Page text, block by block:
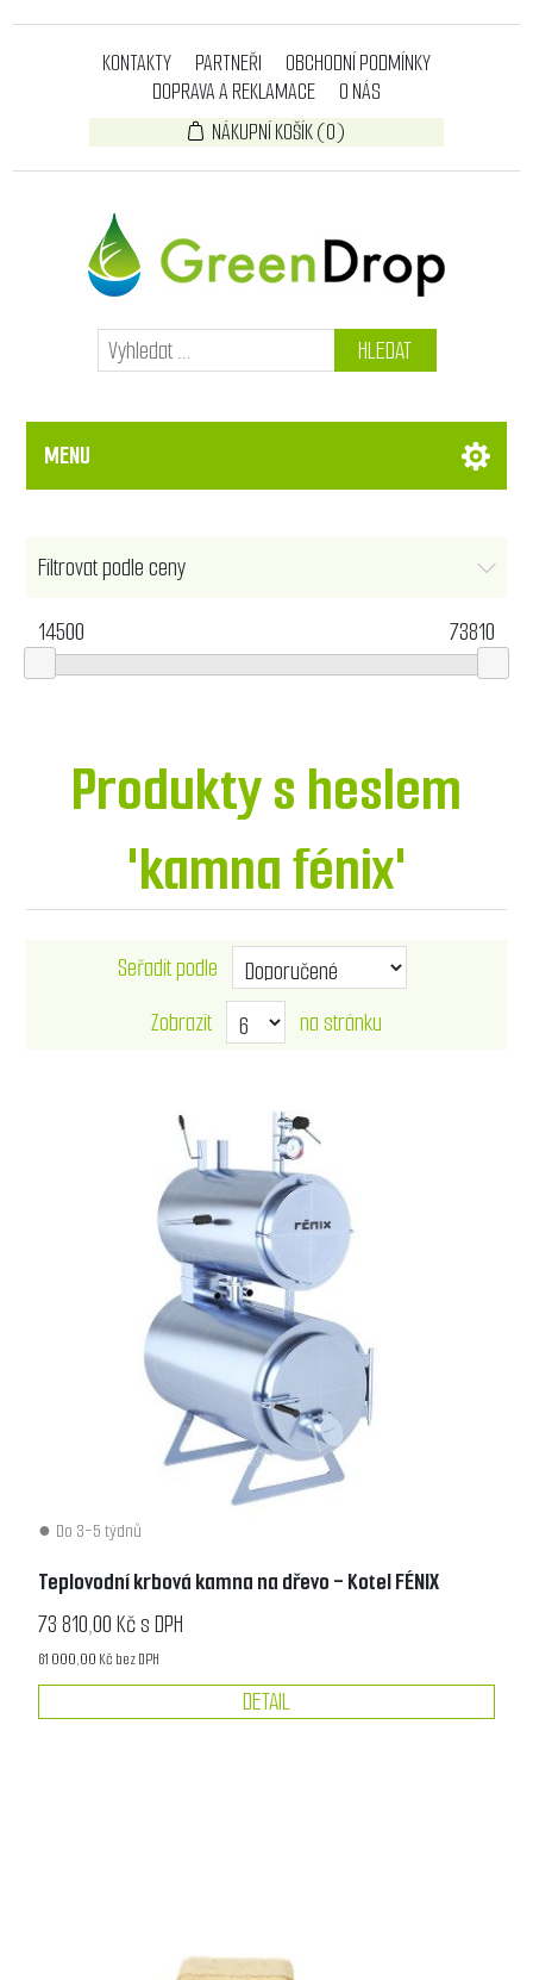
KONTAKTY PARTNEŘI
OBCHODNÍ PODMÍNKY
DOPRAVA A REKLAMACE
O NÁS
NÁKUPNÍ KOŠÍK(0)
HLEDAT
MENU
Filtrovat podle ceny
14500
73810
Produkty s heslem
'kamna fénix'
Seřadit podle
Zobrazit
na stránku
Do 3-5 týdnů
Teplovodní krbová kamna na dřevo - Kotel FÉNIX
73 810,00 Kč s DPH
61 000,00 Kč bez DPH
DETAIL